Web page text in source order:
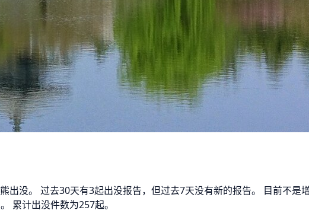
出没。 过去30天有3起出没报告，但过去7天没有新的报告。 目前不
累计出没件数为257起。